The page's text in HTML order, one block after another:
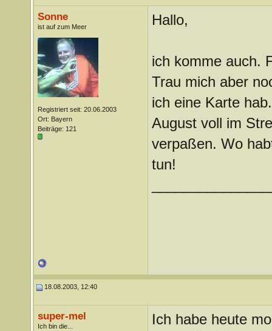
Sonne
ist auf zum Meer
Registriert seit: 20.06.2003
Ort: Bayern
Beiträge: 121
Hallo,
ich komme auch.
Trau mich aber
ich eine Karte
August voll im
verpaßen. Wo
tun!
18.08.2003, 12:40
super-mel
Ich bin die...
Ich habe heute